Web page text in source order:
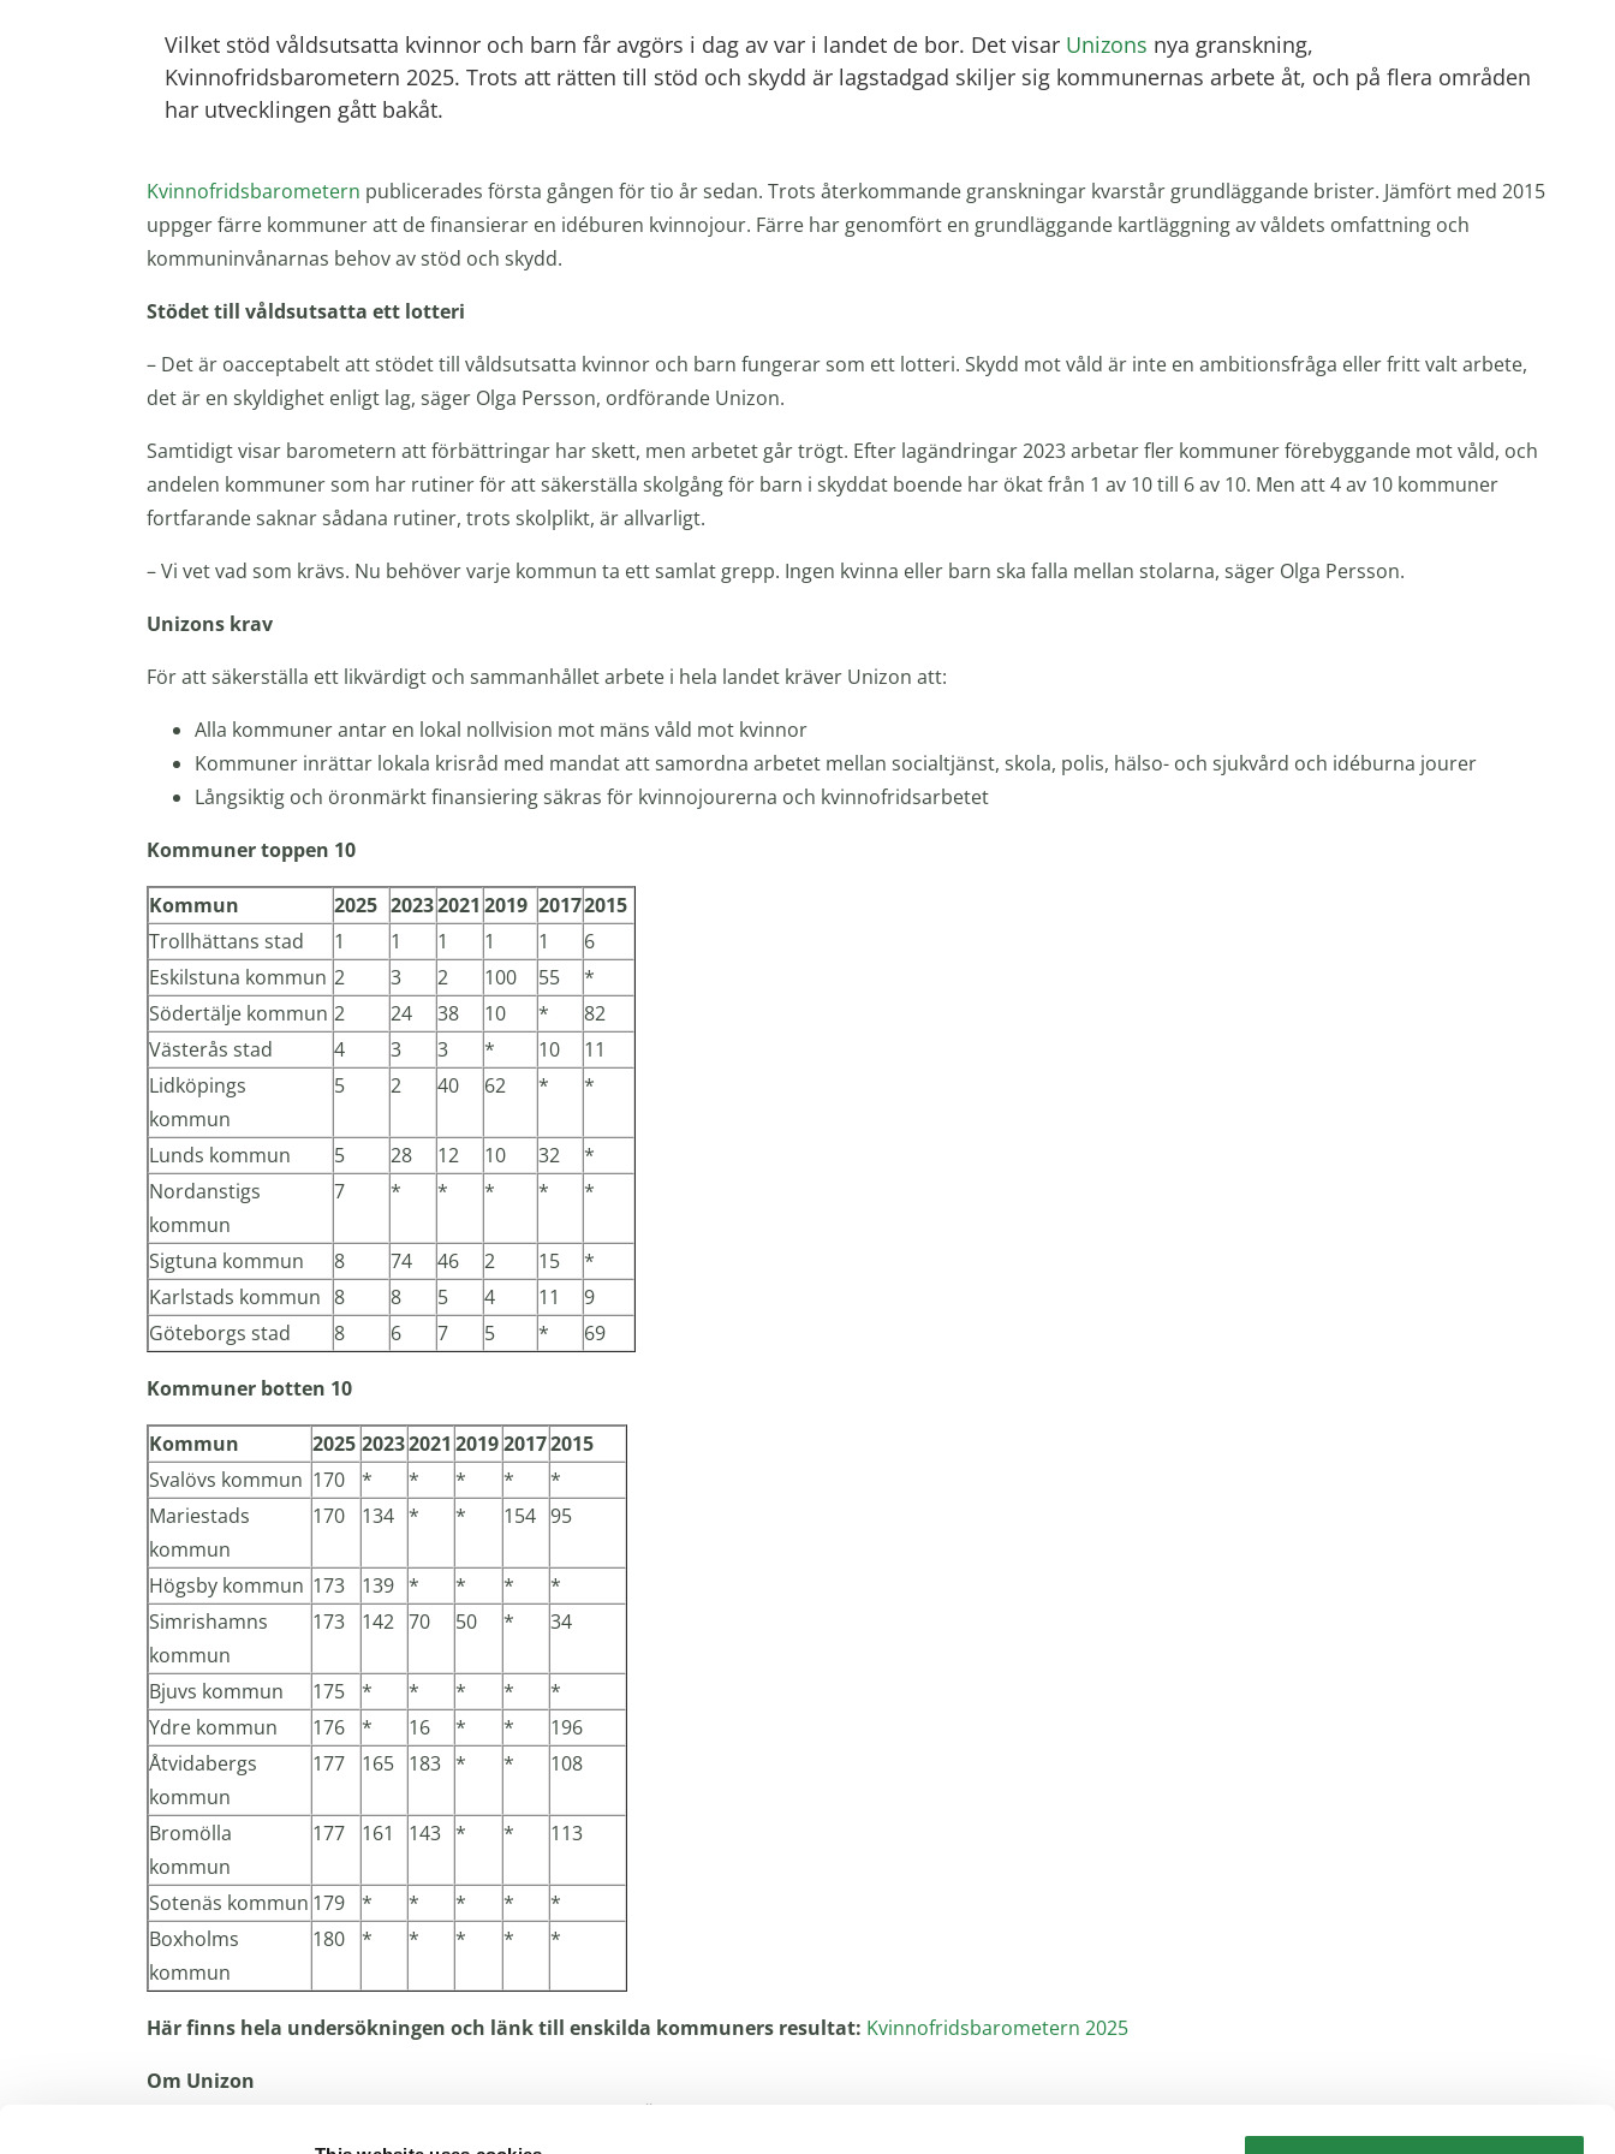
Vilket stöd våldsutsatta kvinnor och barn får avgörs i dag av var i landet de bor. Det visar Unizons nya granskning,
Kvinnofridsbarometern 2025. Trots att rätten till stöd och skydd är lagstadgad skiljer sig kommunernas arbete åt, och på flera områden
har utvecklingen gått bakåt.
Kvinnofridsbarometern publicerades första gången för tio år sedan. Trots återkommande granskningar kvarstår grundläggande brister. Jämfört med 2015
uppger färre kommuner att de finansierar en idéburen kvinnojour. Färre har genomfört en grundläggande kartläggning av våldets omfattning och
kommuninvånarnas behov av stöd och skydd.
Stödet till våldsutsatta ett lotteri
– Det är oacceptabelt att stödet till våldsutsatta kvinnor och barn fungerar som ett lotteri. Skydd mot våld är inte en ambitionsfråga eller fritt valt arbete,
det är en skyldighet enligt lag, säger Olga Persson, ordförande Unizon.
Samtidigt visar barometern att förbättringar har skett, men arbetet går trögt. Efter lagändringar 2023 arbetar fler kommuner förebyggande mot våld, och
andelen kommuner som har rutiner för att säkerställa skolgång för barn i skyddat boende har ökat från 1 av 10 till 6 av 10. Men att 4 av 10 kommuner
fortfarande saknar sådana rutiner, trots skolplikt, är allvarligt.
– Vi vet vad som krävs. Nu behöver varje kommun ta ett samlat grepp. Ingen kvinna eller barn ska falla mellan stolarna, säger Olga Persson.
Unizons krav
För att säkerställa ett likvärdigt och sammanhållet arbete i hela landet kräver Unizon att:
Alla kommuner antar en lokal nollvision mot mäns våld mot kvinnor
Kommuner inrättar lokala krisråd med mandat att samordna arbetet mellan socialtjänst, skola, polis, hälso- och sjukvård och idéburna jourer
Långsiktig och öronmärkt finansiering säkras för kvinnojourerna och kvinnofridsarbetet
Kommuner toppen 10
Kommun 2025 20232021 2019 20172015
Trollhättans stad
1 1 1 1 1
6
Eskilstuna kommun 2 3 2 100 55
*
Södertälje kommun 2 24 38 10 *
82
Västerås stad
4 3 3 * 10
11
Lidköpings
kommun
5 2 40 62 * *
Lunds kommun 5 28 12 10 32
*
Nordanstigs
kommun
7 * * * * *
Sigtuna kommun 8 74 46 2 15
*
Karlstads kommun 8 8 5 4 11
9
Göteborgs stad
8 6 7 5 * 69
Kommuner botten 10
Kommun 2025 20232021 201920172015
Svalövs kommun 170 * * * *
*
Mariestads
kommun
170 134 * * 154 95
Högsby kommun 173 139 * * *
*
Simrishamns
kommun
173 142 70 50 * 34
Bjuvs kommun 175 * * * *
*
Ydre kommun
176 * 16 * *
196
Åtvidabergs
kommun
177 165 183 * * 108
Bromölla
kommun
177 161 143 * * 113
Sotenäs kommun 179 * * * *
*
Boxholms
kommun
180 * * * * *
Här finns hela undersökningen och länk till enskilda kommuners resultat: Kvinnofridsbarometern 2025
Om Unizon
via chatt, telefon och IRL. Jourerna har runt 200 000 stödsamtal om året, det innebär ett stödsamtal var tredje minut. Läs mer: